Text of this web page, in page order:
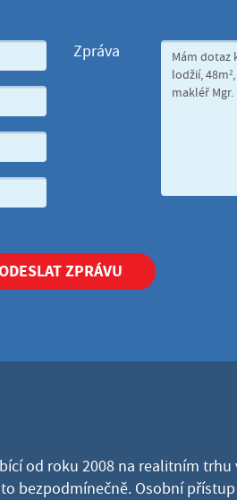
Zpráva
ZPRÁVU
od roku 2008 na realitním
a to bezpodmínečně. Osobní